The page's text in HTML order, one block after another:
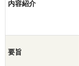
内容紹介
要旨